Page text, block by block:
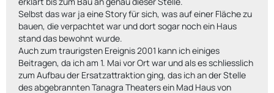
Selbst das war ja eine Story für sich, was auf einer Fläche zu
bauen, die verpachtet war und dort sogar noch ein Haus
stand das bewohnt wurde.
Auch zum traurigsten Ereignis 2001 kann ich einiges
Beitragen, da ich am 1. Mai vor Ort war und als es schliesslich
zum Aufbau der Ersatzattraktion ging, das ich an der Stelle
des abgebrannten Tanagra Theaters ein Mad Haus von